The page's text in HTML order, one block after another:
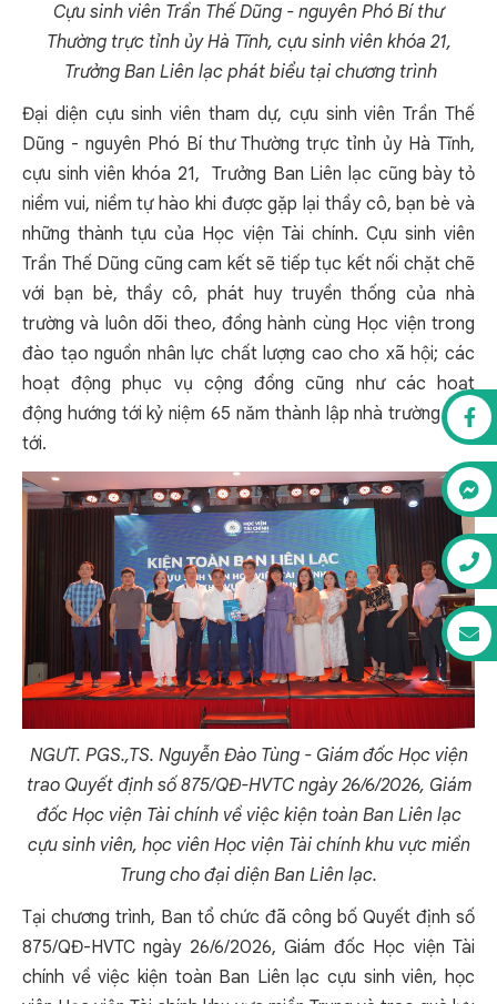
Cựu sinh viên Trần Thế Dũng - nguyên Phó Bí thư
Thường trực tỉnh ủy Hà Tĩnh, cựu sinh viên khóa 21,
Trưởng Ban Liên lạc phát biểu tại chương trình
Đại diện cựu sinh viên tham dự, cựu sinh viên Trần Thế
Dũng - nguyên Phó Bí thư Thường trực tỉnh ủy Hà Tĩnh,
cựu sinh viên khóa 21, Trưởng Ban Liên lạc cũng bày tỏ
niềm vui, niềm tự hào khi được gặp lại thầy cô, bạn bè và
những thành tựu của Học viện Tài chính. Cựu sinh viên
Trần Thế Dũng cũng cam kết sẽ tiếp tục kết nối chặt chẽ
với bạn bè, thầy cô, phát huy truyền thống của nhà
trường và luôn dõi theo, đồng hành cùng Học viện trong
đào tạo nguồn nhân lực chất lượng cao cho xã hội; các
hoạt động phục vụ cộng đồng cũng như các hoạt
động hướng tới kỷ niệm 65 năm thành lập nhà trường sắp
tới.
NGƯT. PGS.,TS. Nguyễn Đào Tùng - Giám đốc Học viện
trao Quyết định số 875/QĐ-HVTC ngày 26/6/2026, Giám
đốc Học viện Tài chính về việc kiện toàn Ban Liên lạc
cựu sinh viên, học viên Học viện Tài chính khu vực miền
Trung cho đại diện Ban Liên lạc.
Tại chương trình, Ban tổ chức đã công bố Quyết định số
875/QĐ-HVTC ngày 26/6/2026, Giám đốc Học viện Tài
chính về việc kiện toàn Ban Liên lạc cựu sinh viên, học